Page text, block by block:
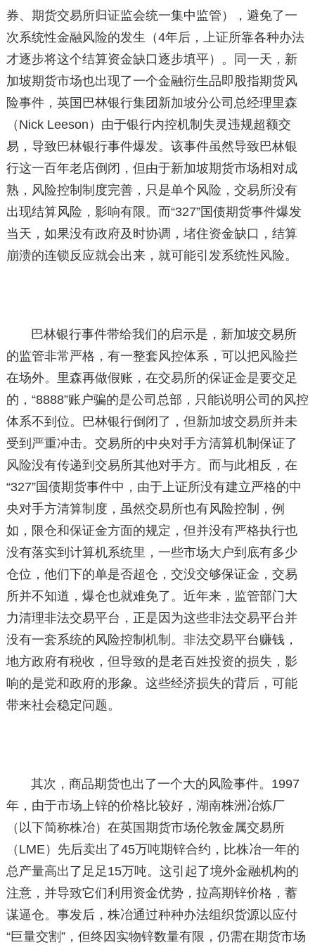
券、期货交易所归证监会统一集中监管），避免了一
次系统性金融风险的发生（4年后，上证所靠各种办法
才逐步将这个结算资金缺口逐步填平）。同一天，新
加坡期货市场也出现了一个金融衍生品即股指期货风
险事件，英国巴林银行集团新加坡分公司总经理里森
（Nick Leeson）由于银行内控机制失灵违规超额交
易，导致巴林银行事件爆发。该事件虽然导致巴林银
行这一百年老店倒闭，但由于新加坡期货市场相对成
熟，风险控制制度完善，只是单个风险，交易所没有
出现结算风险，影响有限。而“327”国债期货事件爆发
当天，如果没有政府及时协调，堵住资金缺口，结算
崩溃的连锁反应就会出来，就可能引发系统性风险。
巴林银行事件带给我们的启示是，新加坡交易所
的监管非常严格，有一整套风控体系，可以把风险拦
在场外。里森再做假账，在交易所的保证金是要交足
的，“8888”账户骗的是公司总部，只能说明公司的风控
体系不到位。巴林银行倒闭了，但新加坡交易所并未
受到严重冲击。交易所的中央对手方清算机制保证了
风险没有传递到交易所其他对手方。而与此相反，在
“327”国债期货事件中，由于上证所没有建立严格的中
央对手方清算制度，虽然交易所也有风险控制，例
如，限仓和保证金方面的规定，但并没有严格执行也
没有落实到计算机系统里，一些市场大户到底有多少
仓位，他们下的单是否超仓，交没交够保证金，交易
所并不知道，爆仓也就难免了。近年来，监管部门大
力清理非法交易平台，正是因为这些非法交易平台并
没有一套系统的风险控制机制。非法交易平台赚钱，
地方政府有税收，但导致的是老百姓投资的损失，影
响的是党和政府的形象。这些经济损失的背后，可能
带来社会稳定问题。
其次，商品期货也出了一个大的风险事件。1997
年，由于市场上锌的价格比较好，湖南株洲冶炼厂
（以下简称株冶）在英国期货市场伦敦金属交易所
（LME）先后卖出了45万吨期锌合约，比株冶一年的
总产量高出了足足15万吨。这引起了境外金融机构的
注意，并导致它们利用资金优势，拉高期锌价格，蓄
谋逼仓。事发后，株冶通过种种办法组织货源以应付
“巨量交割”，但终因实物锌数量有限，仍需在期货市场